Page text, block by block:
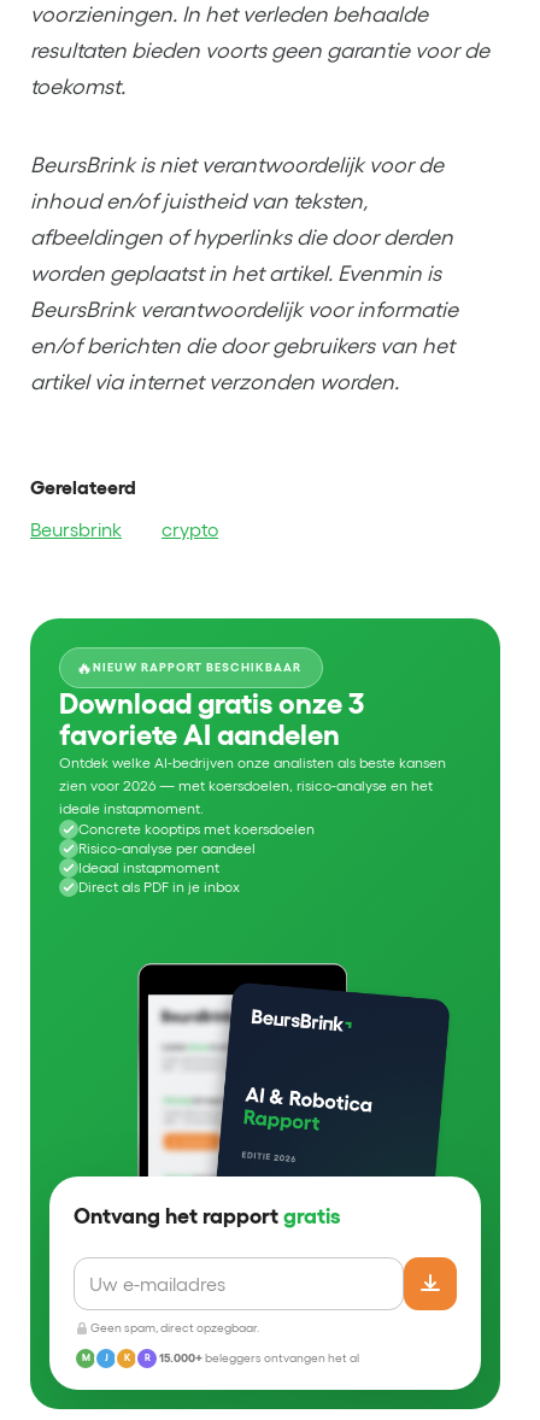
voorzieningen. In het verleden behaalde
resultaten bieden voorts geen garantie voor de
toekomst.
BeursBrink is niet verantwoordelijk voor de
inhoud en/of juistheid van teksten,
afbeeldingen of hyperlinks die door derden
worden geplaatst in het artikel. Evenmin is
BeursBrink verantwoordelijk voor informatie
en/of berichten die door gebruikers van het
artikel via internet verzonden worden.
Gerelateerd
Beursbrink
crypto
🔥NIEUW RAPPORT BESCHIKBAAR
Download gratis onze 3
favoriete AI aandelen
Ontdek welke AI-bedrijven onze analisten als beste kansen
zien voor 2026 — met koersdoelen, risico-analyse en het
ideale instapmoment.
Concrete kooptips met koersdoelen
Risico-analyse per aandeel
Ideaal instapmoment
Direct als PDF in je inbox
Ontvang het rapport gratis
Geen spam, direct opzegbaar.
M J K R 15.000+beleggers ontvangen het al